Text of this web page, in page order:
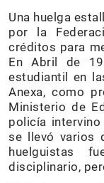
Una huelga
por la
créditos para
En Abril de
estudiantil en
Anexa, como
Ministerio de
policía
se llevó varios
huelguistas
disciplinario,